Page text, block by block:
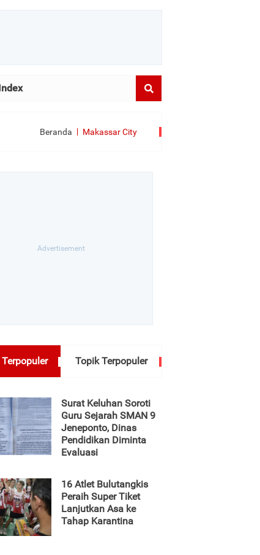
Beranda Makassar City
Topik Terpopuler
Surat Keluhan Soroti
Guru Sejarah SMAN 9
Jeneponto, Dinas
Pendidikan Diminta
Evaluasi
16 Atlet Bulutangkis
Peraih Super Tiket
Lanjutkan Asa ke
Tahap Karantina